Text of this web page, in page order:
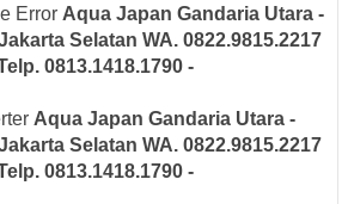
Error Aqua Japan Gandaria Utara -
Selatan WA. 0822.9815.2217
0813.1418.1790 -
Aqua Japan Gandaria Utara -
Selatan WA. 0822.9815.2217
0813.1418.1790 -